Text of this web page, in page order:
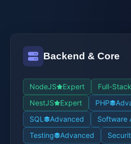
Backend & Core
NodeJS Expert Full-Stack
NestJS
Expert PHP
SQL
Advanced Software
Testing
Advanced